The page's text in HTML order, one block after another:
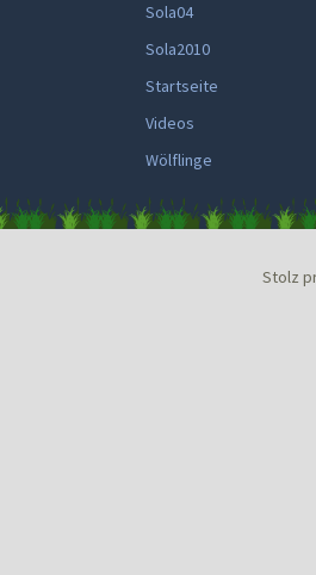
Sola04
Sola2010
Startseite
Videos
Wölflinge
Stolz